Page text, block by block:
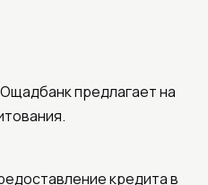
предлагает на
кредита в